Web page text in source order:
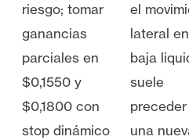
riesgo; tomar
ganancias
parciales en
$0,1550 y
$0,1800 con
stop dinámico
el
lateral en
baja
suele
preceder
una